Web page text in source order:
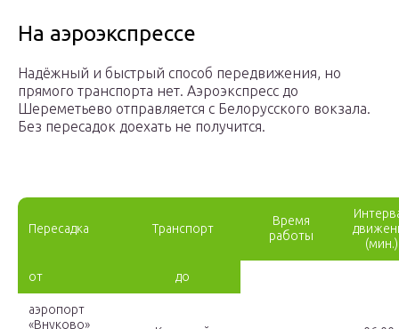
На аэроэкспрессе
Надёжный и быстрый способ передвижения, но
прямого транспорта нет. Аэроэкспресс до
Шереметьево отправляется с Белорусского вокзала.
Без пересадок доехать не получится.
Пересадка Транспорт
Время
работы
(мин.)
от до
аэропорт
«Внуково»